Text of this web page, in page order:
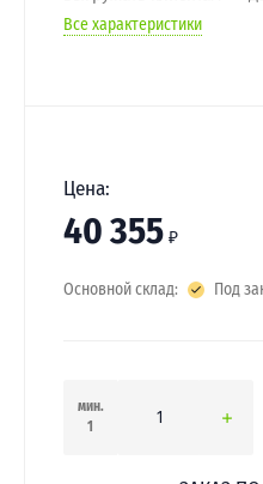
Все характеристики
Цена:
40 355 ₽
Основной склад: Под
мин.
1